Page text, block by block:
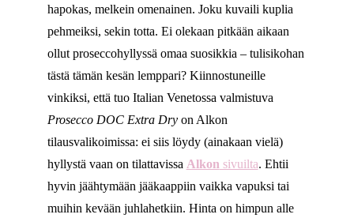
hapokas, melkein omenainen. Joku kuvaili kuplia
pehmeiksi, sekin totta. Ei olekaan pitkään aikaan
ollut proseccohyllyssä omaa suosikkia – tulisikohan
tästä tämän kesän lemppari? Kiinnostuneille
vinkiksi, että tuo Italian Venetossa valmistuva
Prosecco DOC Extra Dryon Alkon
tilausvalikoimissa: ei siis löydy (ainakaan vielä)
hyllystä vaan on tilattavissa Alkon sivuilta. Ehtii
hyvin jäähtymään jääkaappiin vaikka vapuksi tai
muihin kevään juhlahetkiin. Hinta on himpun alle